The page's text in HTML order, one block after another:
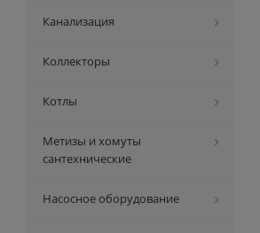
Канализация
Коллекторы
Котлы
Метизы и хомуты
сантехнические
Насосное оборудование